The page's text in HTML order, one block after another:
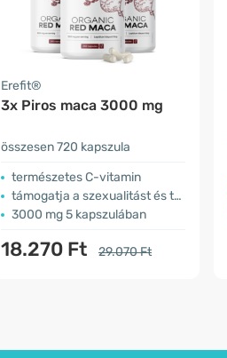
Erefit®
3x Piros maca 3000 mg
összesen 720 kapszula
természetes C-vitamin
támogatja a szexualitást és termékenységet
3000 mg 5 kapszulában
18.270 Ft 29.070 Ft